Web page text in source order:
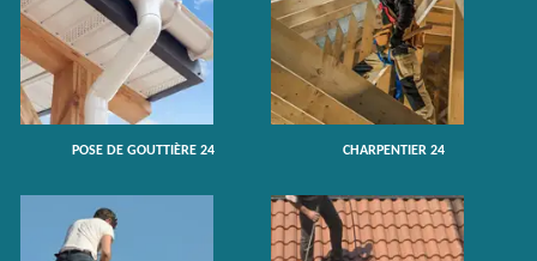
POSE DE GOUTTIÈRE 24 CHARPENTIER 24